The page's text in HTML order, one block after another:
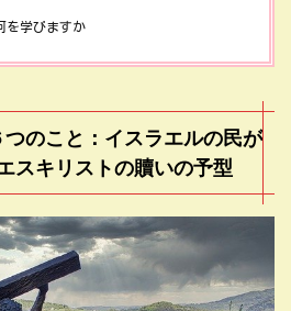
を学びますか
のこと：イスラエルの民が
スキリストの贖いの予型